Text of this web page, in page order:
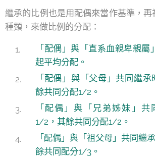
繼承的比例也是用配偶來當作基準，再
種類，來做比例的分配：
「配偶」與「直系血親卑親
起平均分配。
「配偶」與「父母」共同繼
餘共同分配1/2。
「配偶」與「兄弟姊妹」
1/2，其餘共同分配1/2。
「配偶」與「祖父母」共同繼
餘共同配分1/3。